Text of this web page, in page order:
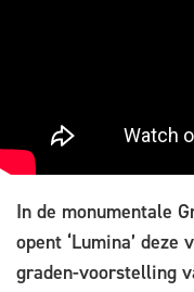
In de monumentale
opent ‘Lumina’
graden-voorstelling